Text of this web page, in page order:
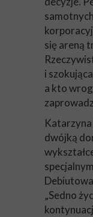
się areną
i
a kto
Katarzyna
dwójką
„Sedno